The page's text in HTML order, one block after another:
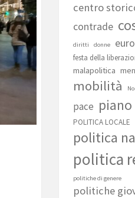
centro
contrade
diritti donne
festa della
malapolitica
mobilità
pace piano
POLITICA LOCALE
politica
politica
politiche di genere
politiche